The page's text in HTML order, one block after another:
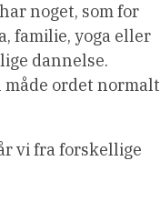
noget, som for
familie, yoga eller
dannelse.
ordet normalt
vi fra forskellige